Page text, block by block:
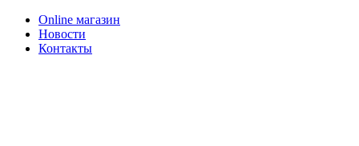
Online магазин
Новости
Контакты